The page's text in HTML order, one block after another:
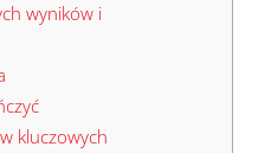
wyników i
kluczowych